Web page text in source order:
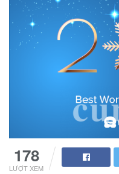
178
LƯỢT XEM